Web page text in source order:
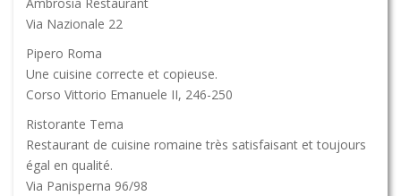
Via Nazionale 22
Pipero Roma
Une cuisine correcte et copieuse.
Corso Vittorio Emanuele II, 246-250
Ristorante Tema
Restaurant de cuisine romaine très satisfaisant et toujours
égal en qualité.
Via Panisperna 96/98